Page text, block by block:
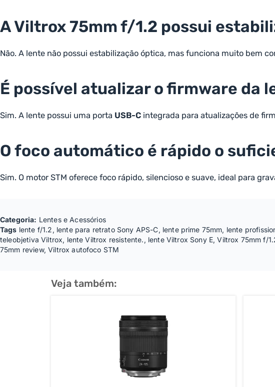
A Viltrox 75mm f/1.2 possui
Não. A lente não possui estabilização óptica, mas funciona muito bem
É possível atualizar o firmware da
Sim. A lente possui uma porta USB-C integrada para atualizações de
O foco automático é rápido o
Sim. O motor STM oferece foco rápido, silencioso e suave, ideal para
Categoria: Lentes e Acessórios
Tags lente f/1.2 , lente para retrato Sony APS-C, lente prime 75mm, lente
teleobjetiva Viltrox, lente Viltrox resistente. , lente Viltrox Sony E,Viltrox 75mm f/
75mm review,Viltrox autofoco STM
Veja também: